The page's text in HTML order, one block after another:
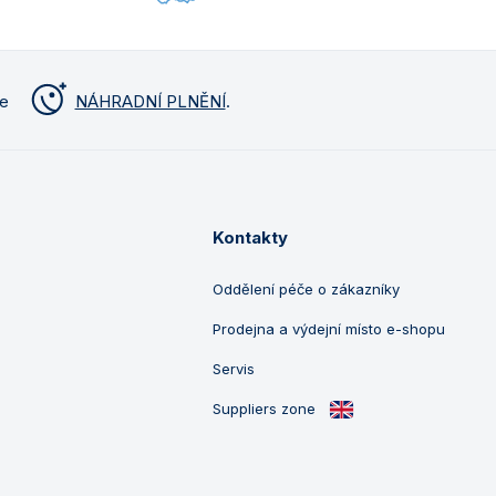
NÁHRADNÍ PLNĚNÍ.
Kontakty
Oddělení péče o zákazníky
Prodejna a výdejní místo e-shopu
Servis
Suppliers zone